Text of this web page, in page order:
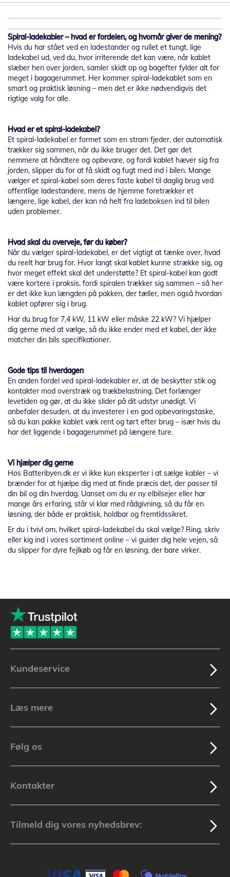
Spiral-ladekabler – hvad er fordelen, og hvornår giver de mening?
Hvis du har stået ved en ladestander og rullet et tungt, lige
ladekabel ud, ved du, hvor irriterende det kan være, når kablet
slæber hen over jorden, samler skidt op og bagefter fylder alt for
meget i bagagerummet. Her kommer spiral-ladekablet som en
smart og praktisk løsning – men det er ikke nødvendigvis det
rigtige valg for alle.
Hvad er et spiral-ladekabel?
Et spiral-ladekabel er formet som en stram fjeder, der automatisk
trækker sig sammen, når du ikke bruger det. Det gør det
nemmere at håndtere og opbevare, og fordi kablet hæver sig fra
jorden, slipper du for at få skidt og fugt med ind i bilen. Mange
vælger et spiral-kabel som deres faste kabel til daglig brug ved
offentlige ladestandere, mens de hjemme foretrækker et
længere, lige kabel, der kan nå helt fra ladeboksen ind til bilen
uden problemer.
Hvad skal du overveje, før du køber?
Når du vælger spiral-ladekabel, er det vigtigt at tænke over, hvad
du reelt har brug for. Hvor langt skal kablet kunne strække sig, og
hvor meget effekt skal det understøtte? Et spiral-kabel kan godt
være kortere i praksis, fordi spiralen trækker sig sammen – så her
er det ikke kun længden på pakken, der tæller, men også hvordan
kablet opfører sig i brug.
Har du brug for 7,4 kW, 11 kW eller måske 22 kW? Vi hjælper
dig gerne med at vælge, så du ikke ender med et kabel, der ikke
matcher din bils specifikationer.
Gode tips til hverdagen
En anden fordel ved spiral-ladekabler er, at de beskytter stik og
kontakter mod overstræk og trækbelastning. Det forlænger
levetiden og gør, at du ikke slider på dit udstyr unødigt. Vi
anbefaler desuden, at du investerer i en god opbevaringstaske,
så du kan pakke kablet væk rent og tørt efter brug – især hvis du
har det liggende i bagagerummet på længere ture.
Vi hjælper dig gerne
Hos Batteribyen.dk er vi ikke kun eksperter i at sælge kabler – vi
brænder for at hjælpe dig med at finde præcis det, der passer til
din bil og din hverdag. Uanset om du er ny elbilsejer eller har
mange års erfaring, står vi klar med rådgivning, så du får en
løsning, der både er praktisk, holdbar og fremtidssikret.
Er du i tvivl om, hvilket spiral-ladekabel du skal vælge? Ring, skriv
eller kig ind i vores sortiment online – vi guider dig hele vejen, så
du slipper for dyre fejlkøb og får en løsning, der bare virker.
Kundeservice
Læs mere
Følg os
Kontakter
Tilmeld dig vores nyhedsbrev: